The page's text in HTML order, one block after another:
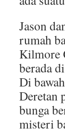
Jason
rumah
Kilmore
berada
Di
Deretan
bunga
misteri